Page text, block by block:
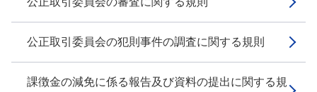
公正取引委員会の犯則事件の調査に関する規則
課徴金の減免に係る報告及び資料の提出に関する規